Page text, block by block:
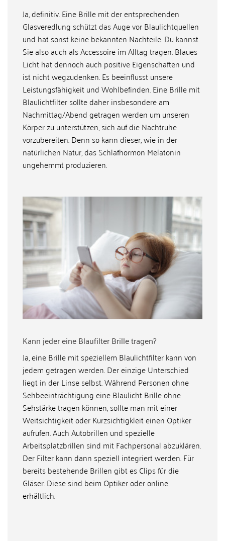
Ja, definitiv. Eine Brille mit der entsprechenden
Glasveredlung schützt das Auge vor Blaulichtquellen
und hat sonst keine bekannten Nachteile. Du kannst
Sie also auch als Accessoire im Alltag tragen. Blaues
Licht hat dennoch auch positive Eigenschaften und
ist nicht wegzudenken. Es beeinflusst unsere
Leistungsfähigkeit und Wohlbefinden. Eine Brille mit
Blaulichtfilter sollte daher insbesondere am
Nachmittag/Abend getragen werden um unseren
Körper zu unterstützen, sich auf die Nachtruhe
vorzubereiten. Denn so kann dieser, wie in der
natürlichen Natur, das Schlafhormon Melatonin
ungehemmt produzieren.
Kann jeder eine Blaufilter Brille tragen?
Ja, eine Brille mit speziellem Blaulichtfilter kann von
jedem getragen werden. Der einzige Unterschied
liegt in der Linse selbst. Während Personen ohne
Sehbeeinträchtigung eine Blaulicht Brille ohne
Sehstärke tragen können, sollte man mit einer
Weitsichtigkeit oder Kurzsichtigkleit einen Optiker
aufrufen. Auch Autobrillen und spezielle
Arbeitsplatzbrillen sind mit Fachpersonal abzuklären.
Der Filter kann dann speziell integriert werden. Für
bereits bestehende Brillen gibt es Clips für die
Gläser. Diese sind beim Optiker oder online
erhältlich.